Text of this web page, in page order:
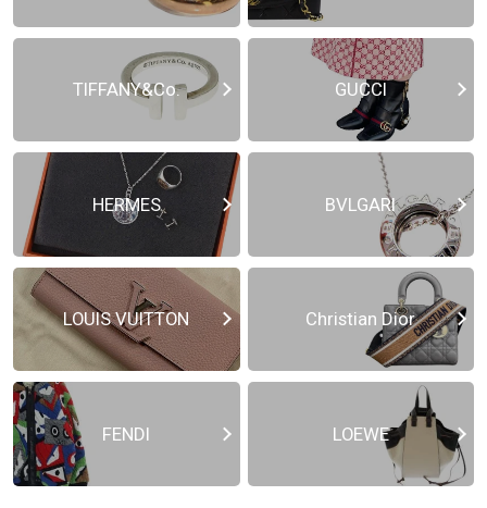
TIFFANY&Co. GUCCI
HERMES BVLGARI
LOUIS VUITTON Christian Dior
FENDI LOEWE